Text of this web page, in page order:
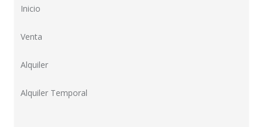
Inicio
Venta
Alquiler
Alquiler Temporal